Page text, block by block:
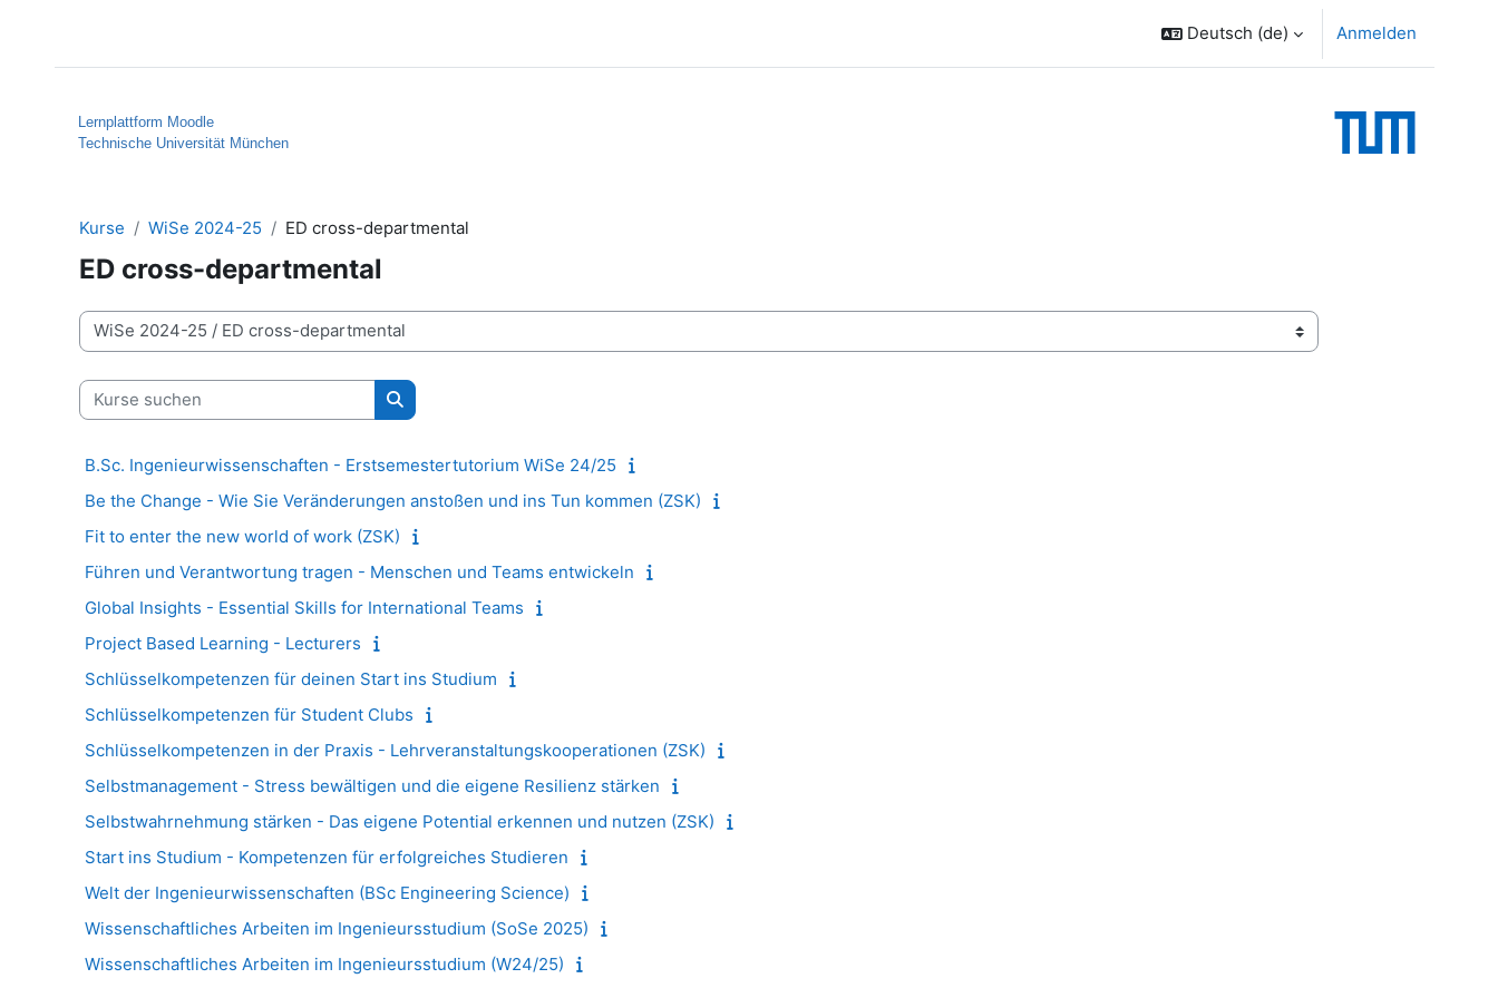
Deutsch ‎(de)‎ Anmelden
Lernplattform Moodle
Technische Universität München
Kurse WiSe 2024-25 ED cross-departmental
ED cross-departmental
Kursbereiche
Kurse suchen
Kurse suchen
B.Sc. Ingenieurwissenschaften - Erstsemestertutorium WiSe 24/25
Be the Change - Wie Sie Veränderungen anstoßen und ins Tun kommen (ZSK)
Fit to enter the new world of work (ZSK)
Führen und Verantwortung tragen - Menschen und Teams entwickeln
Global Insights - Essential Skills for International Teams
Project Based Learning - Lecturers
Schlüsselkompetenzen für deinen Start ins Studium
Schlüsselkompetenzen für Student Clubs
Schlüsselkompetenzen in der Praxis - Lehrveranstaltungskooperationen (ZSK)
Selbstmanagement - Stress bewältigen und die eigene Resilienz stärken
Selbstwahrnehmung stärken - Das eigene Potential erkennen und nutzen (ZSK)
Start ins Studium - Kompetenzen für erfolgreiches Studieren
Welt der Ingenieurwissenschaften (BSc Engineering Science)
Wissenschaftliches Arbeiten im Ingenieursstudium (SoSe 2025)
Wissenschaftliches Arbeiten im Ingenieursstudium (W24/25)